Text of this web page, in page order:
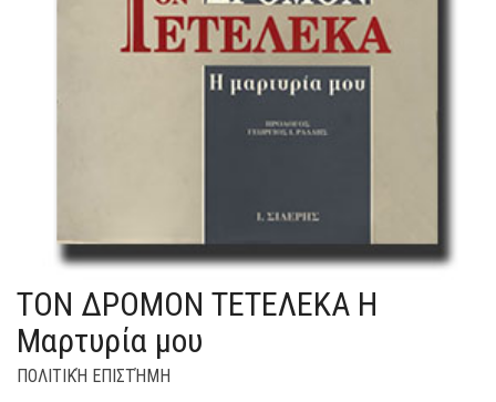
ΤΟΝ ΔΡΟΜΟΝ ΤΕΤΕΛΕΚΑ Η
Μαρτυρία μου
ΠΟΛΙΤΙΚΉ ΕΠΙΣΤΉΜΗ